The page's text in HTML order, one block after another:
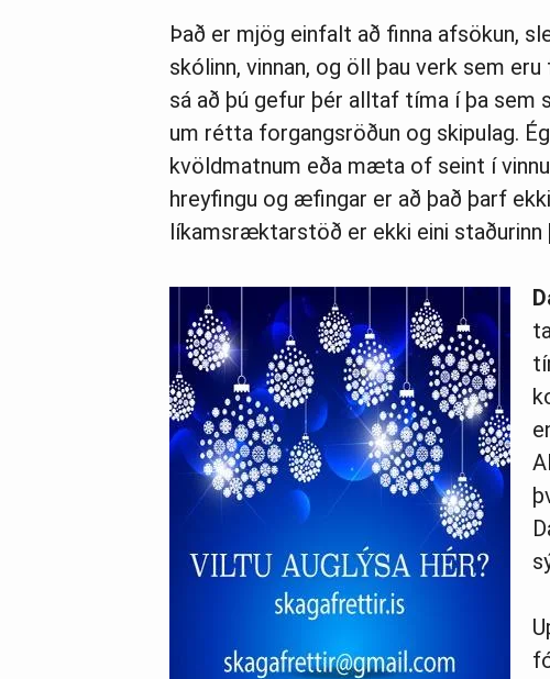
Það er mjög einfalt að finna afsökun,
skólinn, vinnan, og öll þau verk sem
sá að þú gefur þér alltaf tíma í þa sem
um rétta forgangsröðun og skipulag.
kvöldmatnum eða mæta of seint í
hreyfingu og æfingar er að það þarf
líkamsræktarstöð er ekki eini